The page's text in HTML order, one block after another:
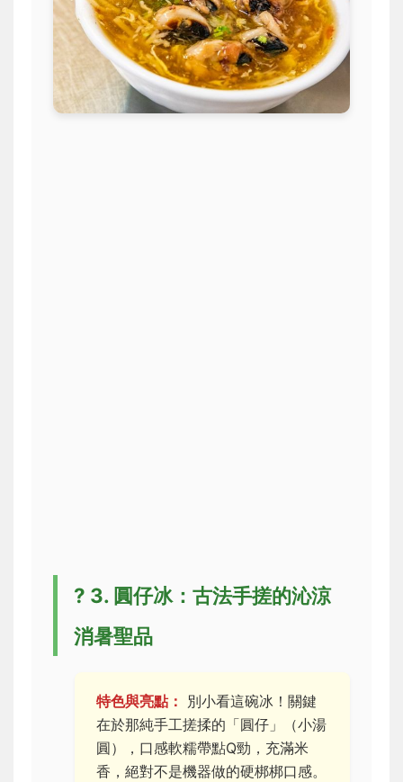
? 3. 圓仔冰：古法手搓的沁涼
消暑聖品
特色與亮點：
別小看這碗冰！關鍵
在於那純手工搓揉的「圓仔」（小湯
圓），口感軟糯帶點Q勁，充滿米
香，絕對不是機器做的硬梆梆口感。